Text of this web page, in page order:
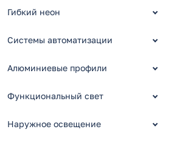
Гибкий неон
Системы автоматизации
Алюминиевые профили
Функциональный свет
Наружное освещение